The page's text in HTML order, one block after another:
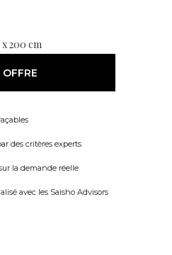
x 200 cm
OFFRE
des critères experts
la demande réelle
avec les Saisho Advisors